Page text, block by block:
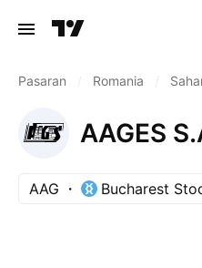
Pasaran Romania
AAGES
AAG Bucharest